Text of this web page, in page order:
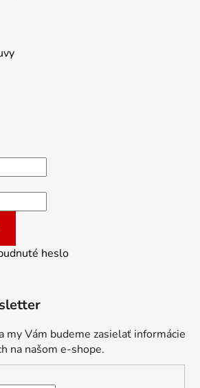
heslo
my Vám budeme zasielať informácie
na našom e-shope.